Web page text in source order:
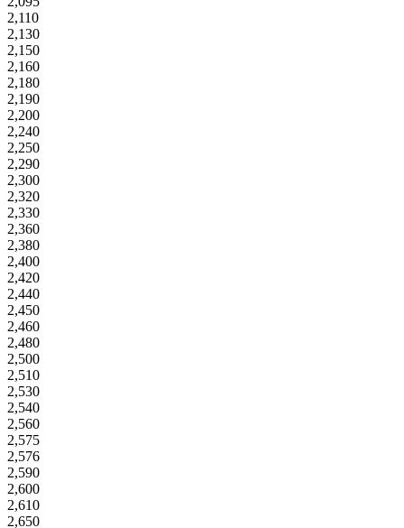
2,110
2,130
2,150
2,160
2,180
2,190
2,200
2,240
2,250
2,290
2,300
2,320
2,330
2,360
2,380
2,400
2,420
2,440
2,450
2,460
2,480
2,500
2,510
2,530
2,540
2,560
2,575
2,576
2,590
2,600
2,610
2,650